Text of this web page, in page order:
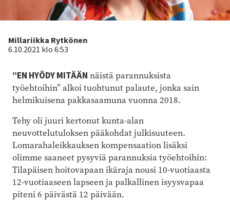
Kirjoittaja
Millariikka Rytkönen
6.10.2021 klo 6:53
”EN HYÖDY MITÄÄN näistä parannuksista
työehtoihin” alkoi tuohtunut palaute, jonka sain
helmikuisena pakkasaamuna vuonna 2018.
Tehy oli juuri kertonut kunta-alan
neuvottelutuloksen pääkohdat julkisuuteen.
Lomarahaleikkauksen kompensaation lisäksi
olimme saaneet pysyviä parannuksia työehtoihin:
Tilapäisen hoitovapaan ikäraja nousi 10-vuotiaasta
12-vuotiaaseen lapseen ja palkallinen isyysvapaa
piteni 6 päivästä 12 päivään.